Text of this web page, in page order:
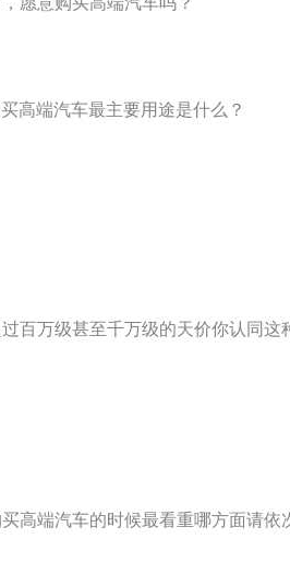
高端汽车最主要用途是什么？
百万级甚至千万级的天价你认同这
高端汽车的时候最看重哪方面请依